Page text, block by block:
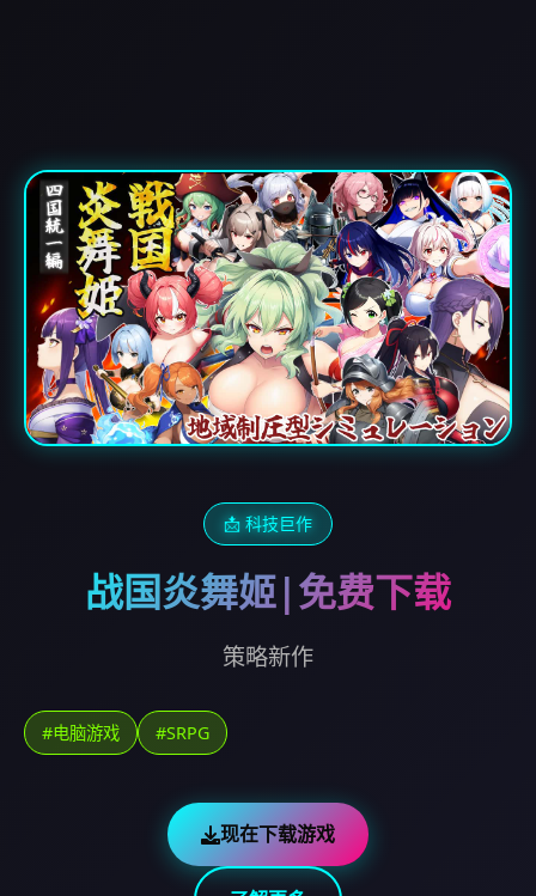
📩 科技巨作
战国炎舞姬|免费下载
策略新作
#电脑游戏 #SRPG
现在下载游戏